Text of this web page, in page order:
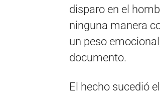
disparo en el
ninguna manera
un peso
documento.
El hecho sucedió